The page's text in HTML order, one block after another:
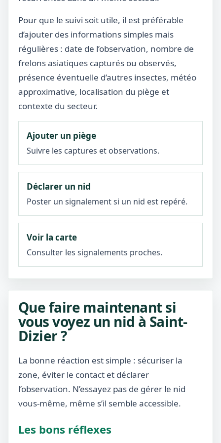
Pour que le suivi soit utile, il est préférable
d’ajouter des informations simples mais
régulières : date de l’observation, nombre de
frelons asiatiques capturés ou observés,
présence éventuelle d’autres insectes, météo
approximative, localisation du piège et
contexte du secteur.
Ajouter un piège
Suivre les captures et observations.
Déclarer un nid
Poster un signalement si un nid est repéré.
Voir la carte
Consulter les signalements proches.
Que faire maintenant si
vous voyez un nid à Saint-
Dizier ?
La bonne réaction est simple : sécuriser la
zone, éviter le contact et déclarer
l’observation. N’essayez pas de gérer le nid
vous-même, même s’il semble accessible.
Les bons réflexes